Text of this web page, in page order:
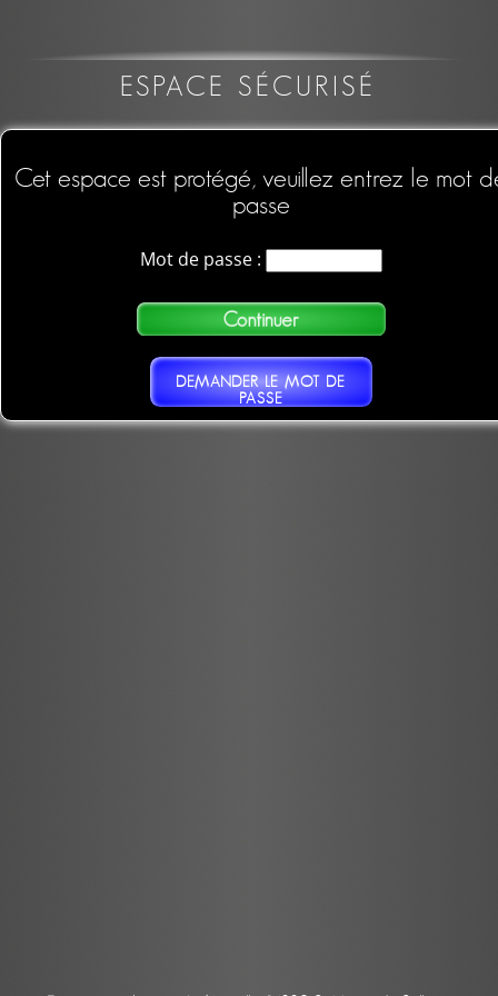
ESPACE SÉCURISÉ
Cet espace est protégé, veuillez entrez le mot
passe
Mot de passe :
DEMANDER LE MOT DE
PASSE